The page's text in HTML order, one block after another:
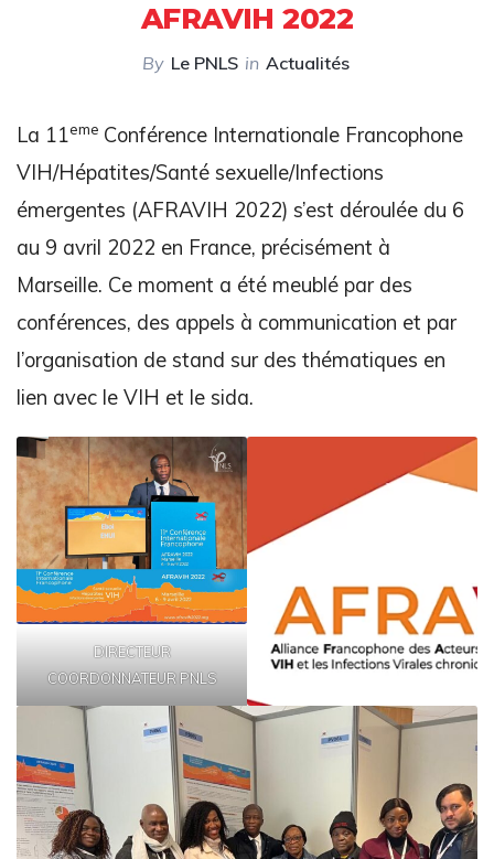
AFRAVIH 2022
By Le PNLS in Actualités
La 11eme Conférence Internationale Francophone
VIH/Hépatites/Santé sexuelle/Infections
émergentes (AFRAVIH 2022) s’est déroulée du 6
au 9 avril 2022 en France, précisément à
Marseille. Ce moment a été meublé par des
conférences, des appels à communication et par
l’organisation de stand sur des thématiques en
lien avec le VIH et le sida.
DIRECTEUR
COORDONNATEUR PNLS